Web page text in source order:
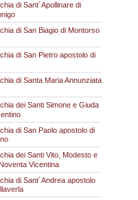
di Sant´Apollinare di
di San Biagio di Montorso
di San Pietro apostolo di
di Santa Maria Annunziata
dei Santi Simone e Giuda
di San Paolo apostolo di
dei Santi Vito, Modesto e
Vicentina
di Sant´Andrea apostolo